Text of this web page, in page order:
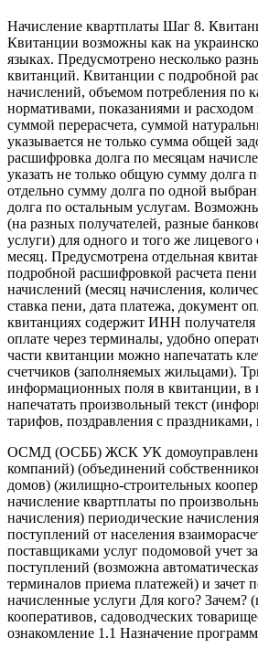
Начисление квартплаты Шаг 8.
Квитанции возможны как на
языках. Предусмотрено несколько
квитанций. Квитанции с подробной
начислений, объемом потребления по
нормативами, показаниями и расходом
суммой перерасчета, суммой
указывается не только сумма общей
расшифровка долга по месяцам
указать не только общую сумму долга
отдельно сумму долга по одной
долга по остальным услугам.
(на разных получателей, разные
услуги) для одного и того же лицевого
месяц. Предусмотрена отдельная
подробной расшифровкой расчета
начислений (месяц начисления,
ставка пени, дата платежа, документ
квитанциях содержит ИНН
оплате через терминалы, удобно
части квитанции можно напечатать
счетчиков (заполняемых жильцами).
информационных поля в квитанции, в
напечатать произвольный текст
тарифов, поздравления с праздниками,
ОСМД (ОСББ) ЖСК УК
компаний) (объединений
домов) (жилищно-строительных
начисление квартплаты по
начисления) периодические
поступлений от населения
поставщиками услуг подомовой учет
поступлений (возможна
терминалов приема платежей) и зачет
начисленные услуги Для кого? Зачем?
кооперативов, садоводческих
ознакомление 1.1 Назначение